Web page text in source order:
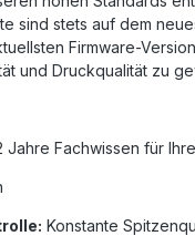
sind stets auf dem
Firmware-
und Druckqualität zu
Jahre Fachwissen für Ihre
Konstante